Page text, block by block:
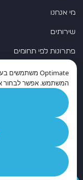
מי אנחנו
שירותים
פתרונות לפי תחומים
שותפים טכנולוגיים
מידע מקצועי
גם ברשתות
יצירת קשר
Optimate משתמשים
המשתמש. אפשר לבחור